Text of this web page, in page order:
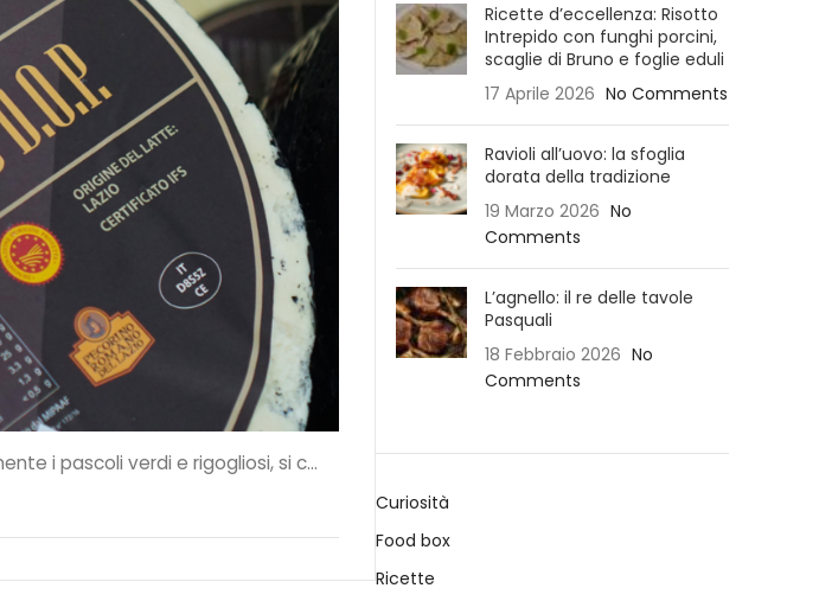
i pascoli verdi e rigogliosi, si c...
Ricette d’eccellenza: Risotto
Intrepido con funghi porcini,
scaglie di Bruno e foglie eduli
17 Aprile 2026 No Comments
Ravioli all’uovo: la sfoglia
dorata della tradizione
19 Marzo 2026 No
Comments
L’agnello: il re delle tavole
Pasquali
18 Febbraio 2026 No
Comments
Curiosità
Food box
Ricette